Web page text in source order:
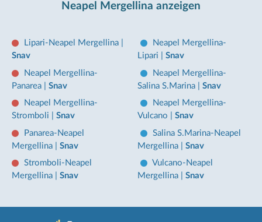
Neapel Mergellina anzeigen
Lipari-Neapel Mergellina
Snav
Neapel Mergellina-
Lipari
|Snav
Neapel Mergellina-
Panarea
Snav
Neapel Mergellina-
Salina S.Marina
|Snav
Neapel Mergellina-
Stromboli
Snav
Neapel Mergellina-
Vulcano
|Snav
Panarea-Neapel
Mergellina
Snav
Salina S.Marina-Neapel
Mergellina
|Snav
Stromboli-Neapel
Mergellina
Snav
Vulcano-Neapel
Mergellina
|Snav